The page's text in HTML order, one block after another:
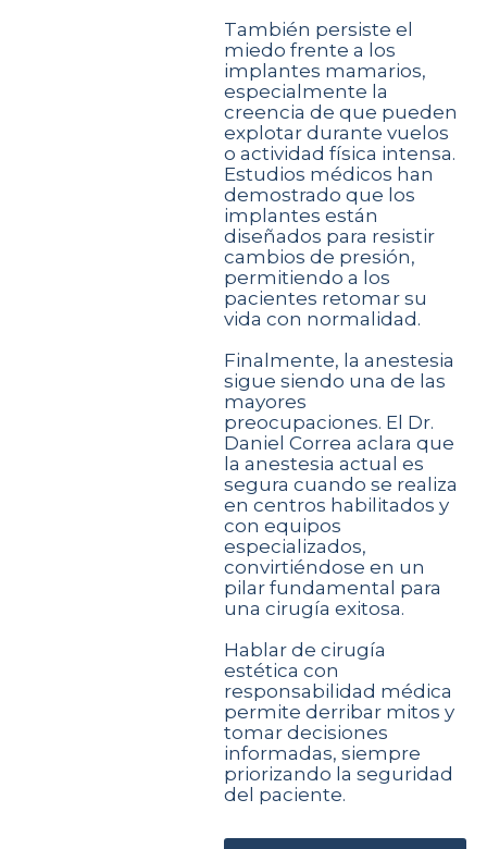
También persiste el
miedo frente a los
implantes mamarios,
especialmente la
creencia de que pueden
explotar durante vuelos
o actividad física intensa.
Estudios médicos han
demostrado que los
implantes están
diseñados para resistir
cambios de presión,
permitiendo a los
pacientes retomar su
vida con normalidad.
Finalmente, la anestesia
sigue siendo una de las
mayores
preocupaciones. El Dr.
Daniel Correa aclara que
la anestesia actual es
segura cuando se realiza
en centros habilitados y
con equipos
especializados,
convirtiéndose en un
pilar fundamental para
una cirugía exitosa.
Hablar de cirugía
estética con
responsabilidad médica
permite derribar mitos y
tomar decisiones
informadas, siempre
priorizando la seguridad
del paciente.